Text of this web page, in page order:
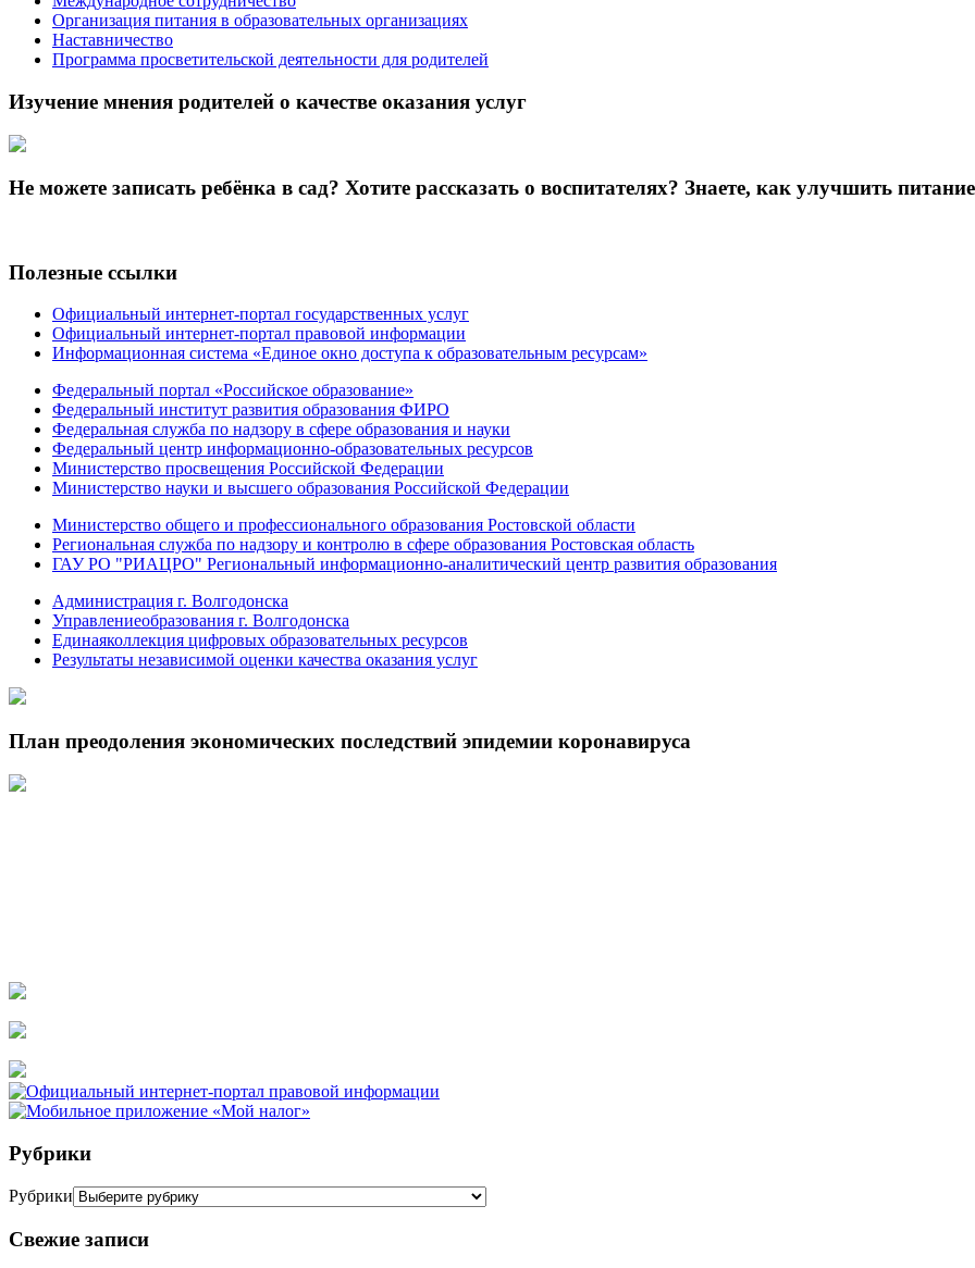
Организация питания в образовательных организациях
Наставничество
Программа просветительской деятельности для родителей
Изучение мнения родителей о качестве оказания услуг
Не можете записать ребёнка в сад? Хотите рассказать о воспитателях? Знаете, как улучшить
Полезные ссылки
Официальный интернет-портал государственных услуг
Официальный интернет-портал правовой информации
Информационная система «Единое окно доступа к образовательным ресурсам»
Федеральный портал «Российское образование»
Федеральный институт развития образования ФИРО
Федеральная служба по надзору в сфере образования и науки
Федеральный центр информационно-образовательных ресурсов
Министерство просвещения Российской Федерации
Министерство науки и высшего образования Российской Федерации
Министерство общего и профессионального образования Ростовской области
Региональная служба по надзору и контролю в сфере образования Ростовская область
ГАУ РО "РИАЦРО" Региональный информационно-аналитический центр развития образования
Администрация г. Волгодонска
Управлениеобразования г. Волгодонска
Единаяколлекция цифровых образовательных ресурсов
Результаты независимой оценки качества оказания услуг
План преодоления экономических последствий эпидемии коронавируса
Рубрики
Рубрики
Свежие записи